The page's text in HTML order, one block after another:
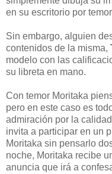
en su escritorio por
Sin embargo, alguien
contenidos de la misma,
modelo con las
su libreta en mano.
Con temor Moritaka
pero en este caso es
admiración por la
invita a participar en un
Moritaka sin pensarlo
noche, Moritaka recibe
anuncia que irá a